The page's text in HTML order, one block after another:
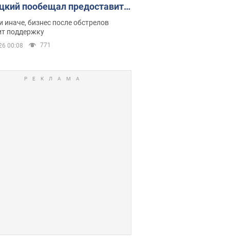
пообещал предоставить
приоритетный доступ к
складским
иначе, бизнес после обстрелов
поддержку
00:08 771